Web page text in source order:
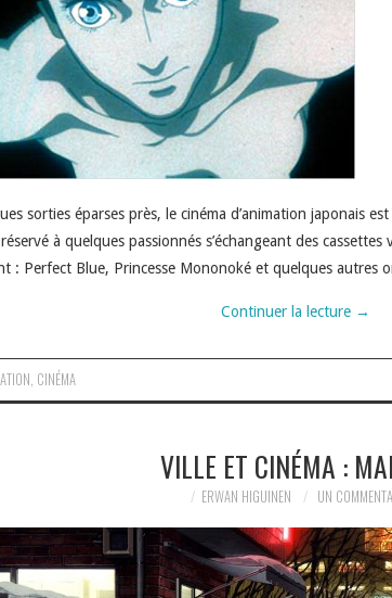
sorties éparses près, le cinéma d’animation japonais
à quelques passionnés s’échangeant des
: Perfect Blue, Princesse Mononoké et quelques autres
Continuer la lecture →
CINÉMA
VILLE ET CINÉMA :
ERWAN HIGUINEN UN